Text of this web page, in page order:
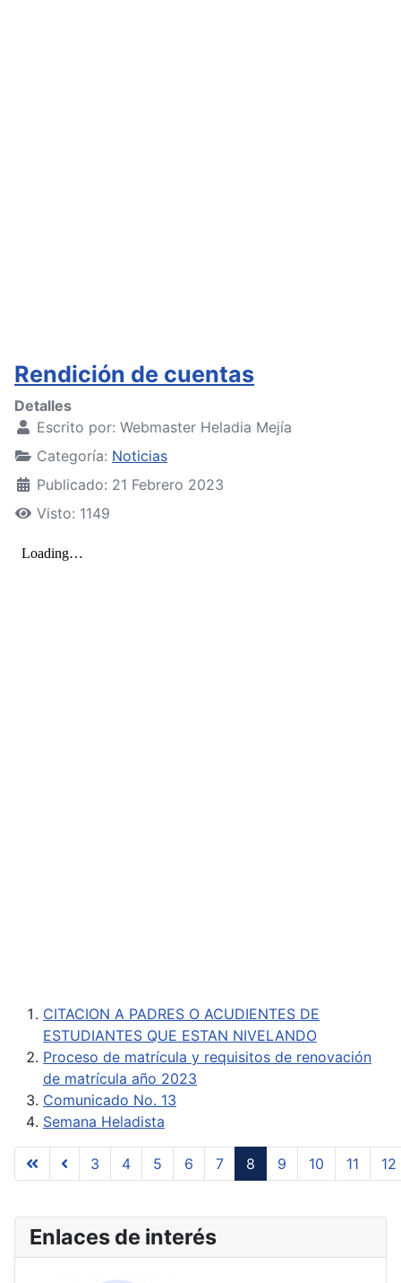
Rendición de cuentas
Detalles
Escrito por: Webmaster Heladia Mejía
Categoría: Noticias
Publicado: 21 Febrero 2023
Visto: 1149
CITACION A PADRES O ACUDIENTES DE
ESTUDIANTES QUE ESTAN NIVELANDO
Proceso de matrícula y requisitos de renovación
de matrícula año 2023
Comunicado No. 13
Semana Heladista
Página 8 de 17
3 4 5 6 7 8 9 10 11 12
Enlaces de interés